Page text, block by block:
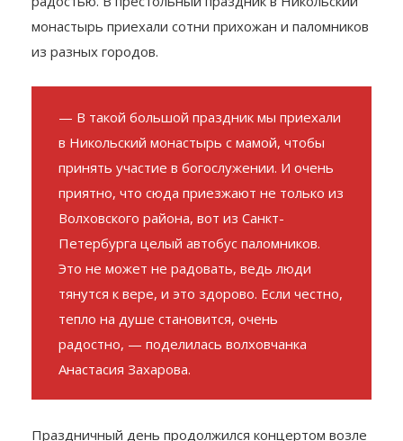
людей обошла стены обители с молитвой и
радостью. В престольный праздник в Никольский
монастырь приехали сотни прихожан и паломников
из разных городов.
— В такой большой праздник мы приехали
в Никольский монастырь с мамой, чтобы
принять участие в богослужении. И очень
приятно, что сюда приезжают не только из
Волховского района, вот из Санкт-
Петербурга целый автобус паломников.
Это не может не радовать, ведь люди
тянутся к вере, и это здорово. Если честно,
тепло на душе становится, очень
радостно, — поделилась волховчанка